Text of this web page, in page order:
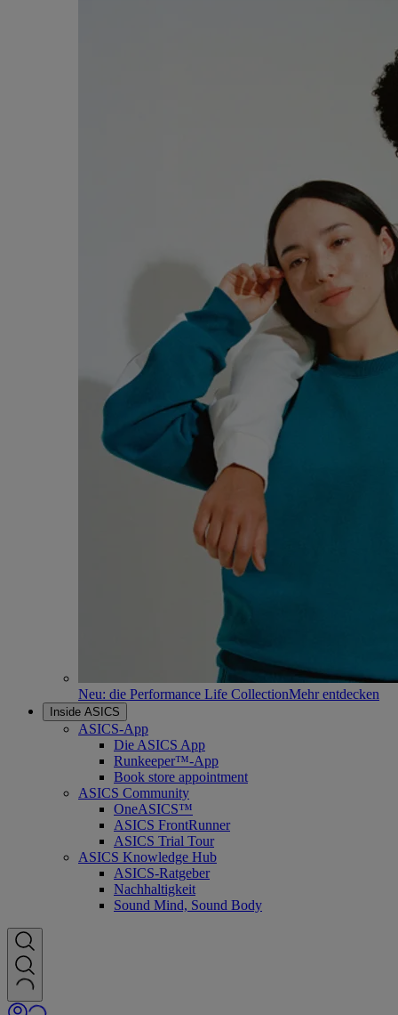
Neu: die Performance Life CollectionMehr entdecken
Inside ASICS
ASICS-App
Die ASICS App
Runkeeper™-App
Book store appointment
ASICS Community
OneASICS™
ASICS FrontRunner
ASICS Trial Tour
ASICS Knowledge Hub
ASICS-Ratgeber
Nachhaltigkeit
Sound Mind, Sound Body